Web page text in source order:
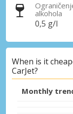
alkohola
0,5 g/l
When is it
CarJet?
Monthly